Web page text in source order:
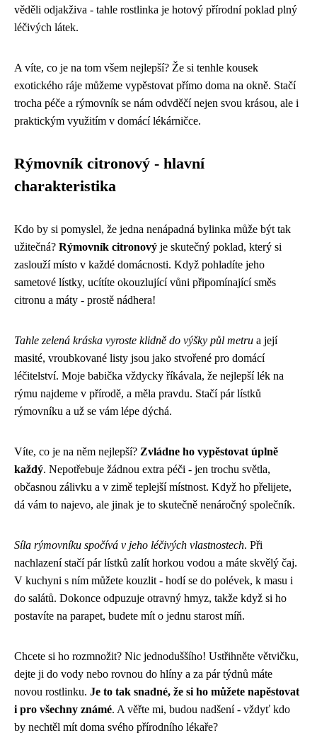
věděli odjakživa - tahle rostlinka je hotový přírodní poklad plný
léčivých látek.
A víte, co je na tom všem nejlepší? Že si tenhle kousek
exotického ráje můžeme vypěstovat přímo doma na okně. Stačí
trocha péče a rýmovník se nám odvděčí nejen svou krásou, ale i
praktickým využitím v domácí lékárničce.
Rýmovník citronový - hlavní
charakteristika
Kdo by si pomyslel, že jedna nenápadná bylinka může být tak
užitečná? Rýmovník citronový je skutečný poklad, který si
zaslouží místo v každé domácnosti. Když pohladíte jeho
sametové lístky, ucítíte okouzlující vůni připomínající směs
citronu a máty - prostě nádhera!
Tahle zelená kráska vyroste klidně do výšky půl metru a její
masité, vroubkované listy jsou jako stvořené pro domácí
léčitelství. Moje babička vždycky říkávala, že nejlepší lék na
rýmu najdeme v přírodě, a měla pravdu. Stačí pár lístků
rýmovníku a už se vám lépe dýchá.
Víte, co je na něm nejlepší? Zvládne ho vypěstovat úplně
každý. Nepotřebuje žádnou extra péči - jen trochu světla,
občasnou zálivku a v zimě teplejší místnost. Když ho přelijete,
dá vám to najevo, ale jinak je to skutečně nenáročný společník.
Síla rýmovníku spočívá v jeho léčivých vlastnostech. Při
nachlazení stačí pár lístků zalít horkou vodou a máte skvělý čaj.
V kuchyni s ním můžete kouzlit - hodí se do polévek, k masu i
do salátů. Dokonce odpuzuje otravný hmyz, takže když si ho
postavíte na parapet, budete mít o jednu starost míň.
Chcete si ho rozmnožit? Nic jednoduššího! Ustřihněte větvičku,
dejte ji do vody nebo rovnou do hlíny a za pár týdnů máte
novou rostlinku. Je to tak snadné, že si ho můžete napěstovat
i pro všechny známé. A věřte mi, budou nadšení - vždyť kdo
by nechtěl mít doma svého přírodního lékaře?